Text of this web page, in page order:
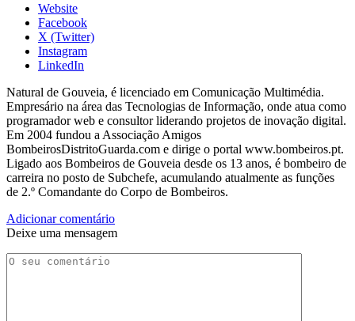
Website
Facebook
X (Twitter)
Instagram
LinkedIn
Natural de Gouveia, é licenciado em Comunicação Multimédia.
Empresário na área das Tecnologias de Informação, onde atua como
programador web e consultor liderando projetos de inovação digital.
Em 2004 fundou a Associação Amigos
BombeirosDistritoGuarda.com e dirige o portal www.bombeiros.pt.
Ligado aos Bombeiros de Gouveia desde os 13 anos, é bombeiro de
carreira no posto de Subchefe, acumulando atualmente as funções
de 2.º Comandante do Corpo de Bombeiros.
Adicionar comentário
Deixe uma mensagem